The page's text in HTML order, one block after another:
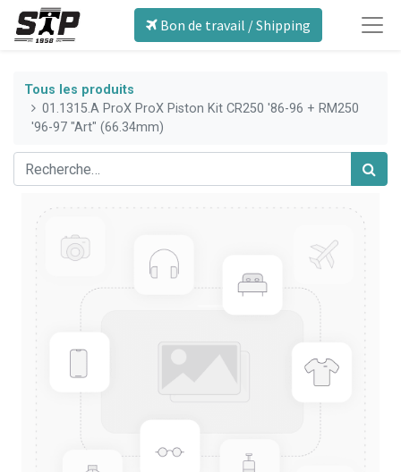
Bon de travail / Shipping
Tous les produits
01.1315.A ProX ProX Piston Kit CR250 '86-96 + RM250
'96-97 "Art" (66.34mm)